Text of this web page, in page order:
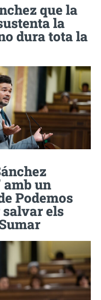
que la
la
dura tota la
amb un
Podemos
salvar els